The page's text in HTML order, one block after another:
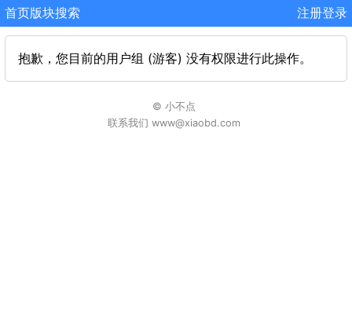
首页版块搜索 注册登录
抱歉，您目前的用户组 (游客) 没有权限进行此操作。
© 小不点
联系我们 www@xiaobd.com